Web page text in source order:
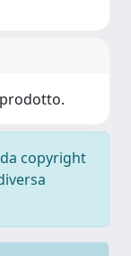
copyright